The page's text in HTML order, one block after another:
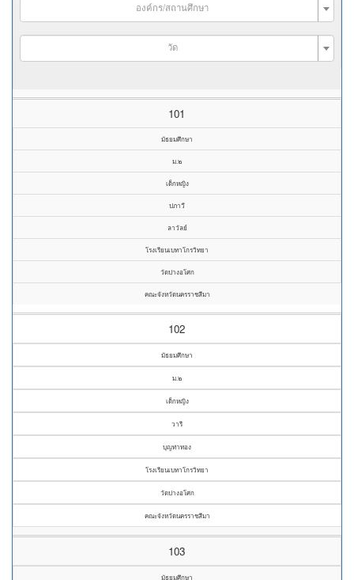
องค์กร/สถานศึกษา
วัด
101
มัธยมศึกษา
ม.๒
เด็กหญิง
ปภาวี
ลาวัลย์
โรงเรียนเบทาโกรวิทยา
วัดปางอโศก
คณะจังหวัดนครราชสีมา
102
มัธยมศึกษา
ม.๒
เด็กหญิง
วารี
บุญท่าทอง
โรงเรียนเบทาโกรวิทยา
วัดปางอโศก
คณะจังหวัดนครราชสีมา
103
มัธยมศึกษา